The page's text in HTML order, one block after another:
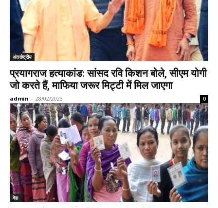
अंतर्राष्ट्रीय
प्रयागराज हत्याकांड: सांसद रवि किशन बोले, सीएम योगी
जो करते हैं, माफिया जरूर मिट्टी में मिल जाएगा
admin - 28/02/2023 0
देश